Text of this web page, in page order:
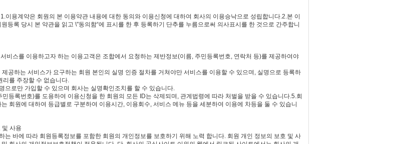
이용계약은 회원의 본 이용약관 내용에 대한 동의와 이용신청에 대하여 회사의 이용승낙으로 성립합니다.2.본 이
등록 당시 본 약관을 읽고 \"동의함“에 표시를 한 후 등록하기 단추를 누름으로써 의사표시를 한 것으로 간주합니
비스를 이용하고자 하는 이용고객은 조합에서 요청하는 제반정보(이름, 주민등록번호, 연락처 등)를 제공하여야
공하는 서비스가 요구하는 회원 본인의 실명 인증 절차를 거쳐야만 서비스를 이용할 수 있으며, 실명으로 등록하
리를 주장할 수 없습니다.
으로만 가입할 수 있으며 회사는 실명확인조치를 할 수 있습니다.
등록번호)를 도용하여 이용신청을 한 회원의 모든 ID는 삭제되며, 관계법령에 따라 처벌을 받을 수 있습니다.5.회
회원에 대하여 등급별로 구분하여 이용시간, 이용회수, 서비스 메뉴 등을 세분하여 이용에 차등을 둘 수 있습니
및 사용
는 바에 따라 회원등록정보를 포함한 회원의 개인정보를 보호하기 위해 노력 합니다. 회원 개인 정보의 보호 및 사